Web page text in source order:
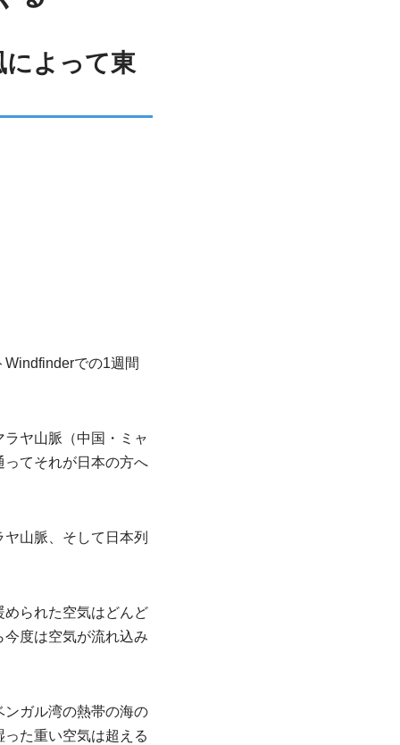
よって東
での1週間
ヤ山脈（中国・ミャ
てそれが日本の方へ
山脈、そして日本列
られた空気はどんど
度は空気が流れ込み
ガル湾の熱帯の海の
た重い空気は超える